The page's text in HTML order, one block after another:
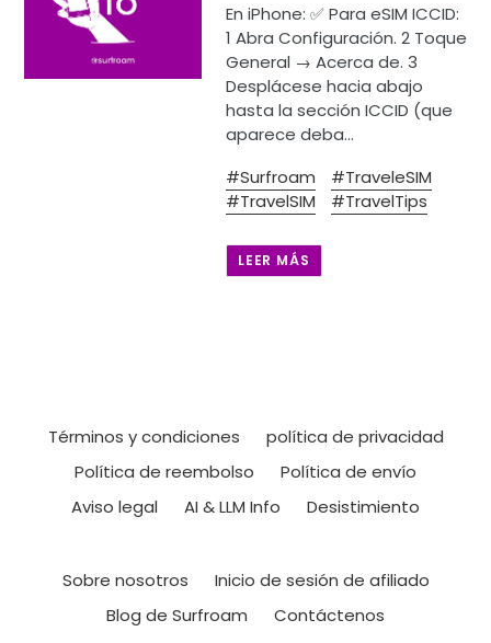
En iPhone: ✅ Para eSIM ICCID:
1 Abra Configuración. 2 Toque
General → Acerca de. 3
Desplácese hacia abajo
hasta la sección ICCID (que
aparece deba...
#Surfroam
#TraveleSIM
#TravelSIM
#TravelTips
LEER MÁS
Términos y condiciones
política de privacidad
Política de reembolso
Política de envío
Aviso legal
AI & LLM Info Desistimiento
Sobre nosotros
Inicio de sesión de afiliado
Blog de Surfroam
Contáctenos